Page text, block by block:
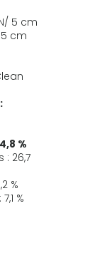
5 cm
cm
%
26,7
%
%